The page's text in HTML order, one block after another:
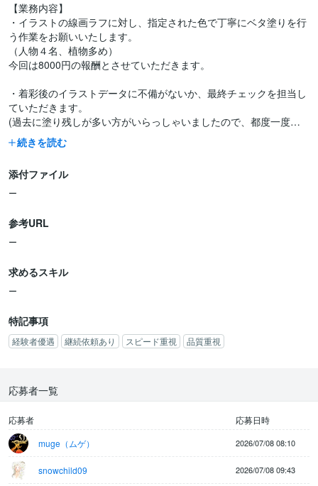
【業務内容】
・イラストの線画ラフに対し、指定された色で丁寧にベタ塗りを行
う作業をお願いいたします。
（人物４名、植物多め）
今回は8000円の報酬とさせていただきます。
・着彩後のイラストデータに不備がないか、最終チェックを担当し
ていただきます。
(過去に塗り残しが多い方がいらっしゃいましたので、都度一度背
景透過にして、塗り残しが無いかチェックをしてから納品をお願い
いたします）
・参考画像がありますので、そちらを参考に着彩をしてください。
【必須条件】
・デジタルイラストの着彩経験をお持ちの方
お持ちの方
・指示された内容を正確に理解し、期日内に作業を遂行できる方
（明日中に納品をお願いいたします）
【歓迎条件】
・イラスト制作の実務経験をお持ちの方
・色彩に関する基礎知識をお持ちの方
・複数の案件を並行して管理できる方
・コミュニケーションツール（チャット、ビデオ会議など）の使用
経験をお持ちの方
続きを読む
添付ファイル
ー
参考URL
ー
求めるスキル
ー
特記事項
経験者優遇 継続依頼あり スピード重視 品質重視
応募者一覧
応募者
応募日時
muge（ムゲ）
2026/07/08 08:10
snowchild09 2026/07/08 09:43